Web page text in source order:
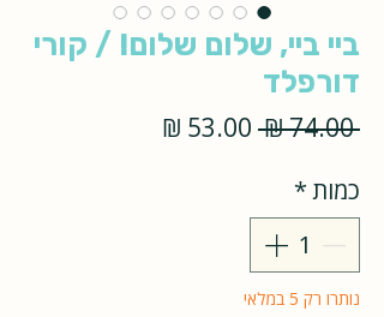
ביי ביי, שלום שלום! / קורי
דורפלד
‏74.00 ‏₪
מחיר
כמות*
נותרו רק 5 במלאי